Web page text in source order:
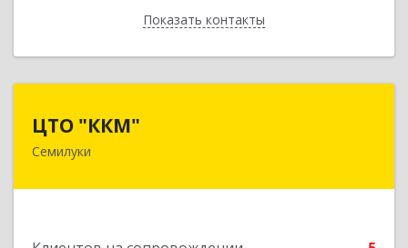
Показать контакты
Назад
ЦТО "ККМ"
Семилуки